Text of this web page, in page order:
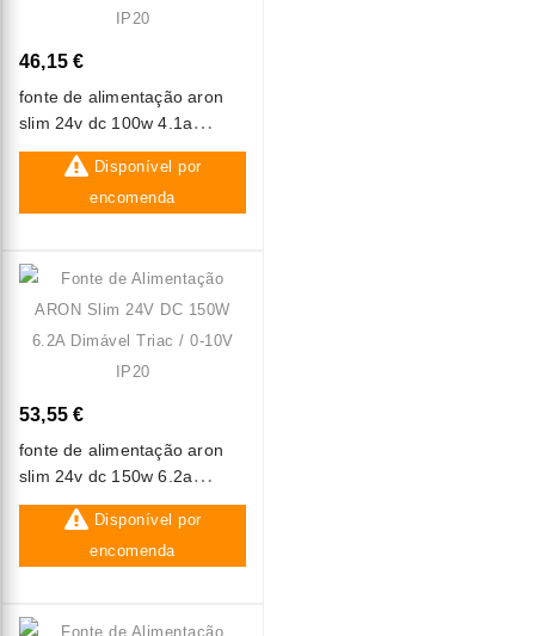
46,15 €
fonte de alimentação aron
slim 24v dc 100w 4.1a
dimável triac / 0-10v ip20
Disponível por
encomenda
53,55 €
fonte de alimentação aron
slim 24v dc 150w 6.2a
dimável triac / 0-10v ip20
Disponível por
encomenda